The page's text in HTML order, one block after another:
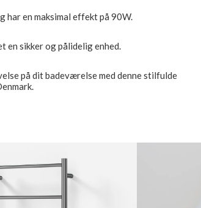
en maksimal effekt på 90W.
en sikker og pålidelig enhed.
på dit badeværelse med denne stilfulde